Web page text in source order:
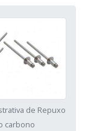
de Repuxo
carbono